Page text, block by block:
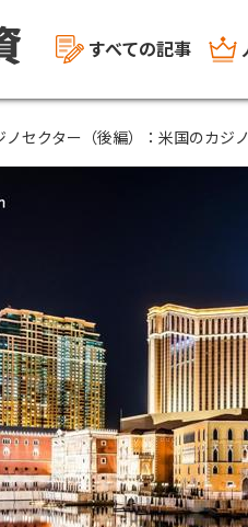
すべての記事
ノセクター（後編）：米国のカジ